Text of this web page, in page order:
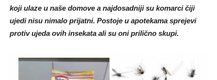
koji ulaze u naše domove a najdosadniji su komarci čiji
ujedi nisu nimalo prijatni. Postoje u apotekama sprejevi
protiv ujeda ovih insekata ali su oni prilično skupi.